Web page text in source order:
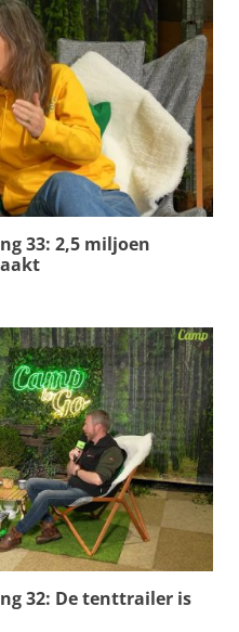
33: 2,5 miljoen
32: De tenttrailer is